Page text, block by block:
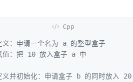
：申请一个名为 a 的整型盒子
：把 10 放入盒子 a 中
并初始化：申请盒子 b 的同时放入 20